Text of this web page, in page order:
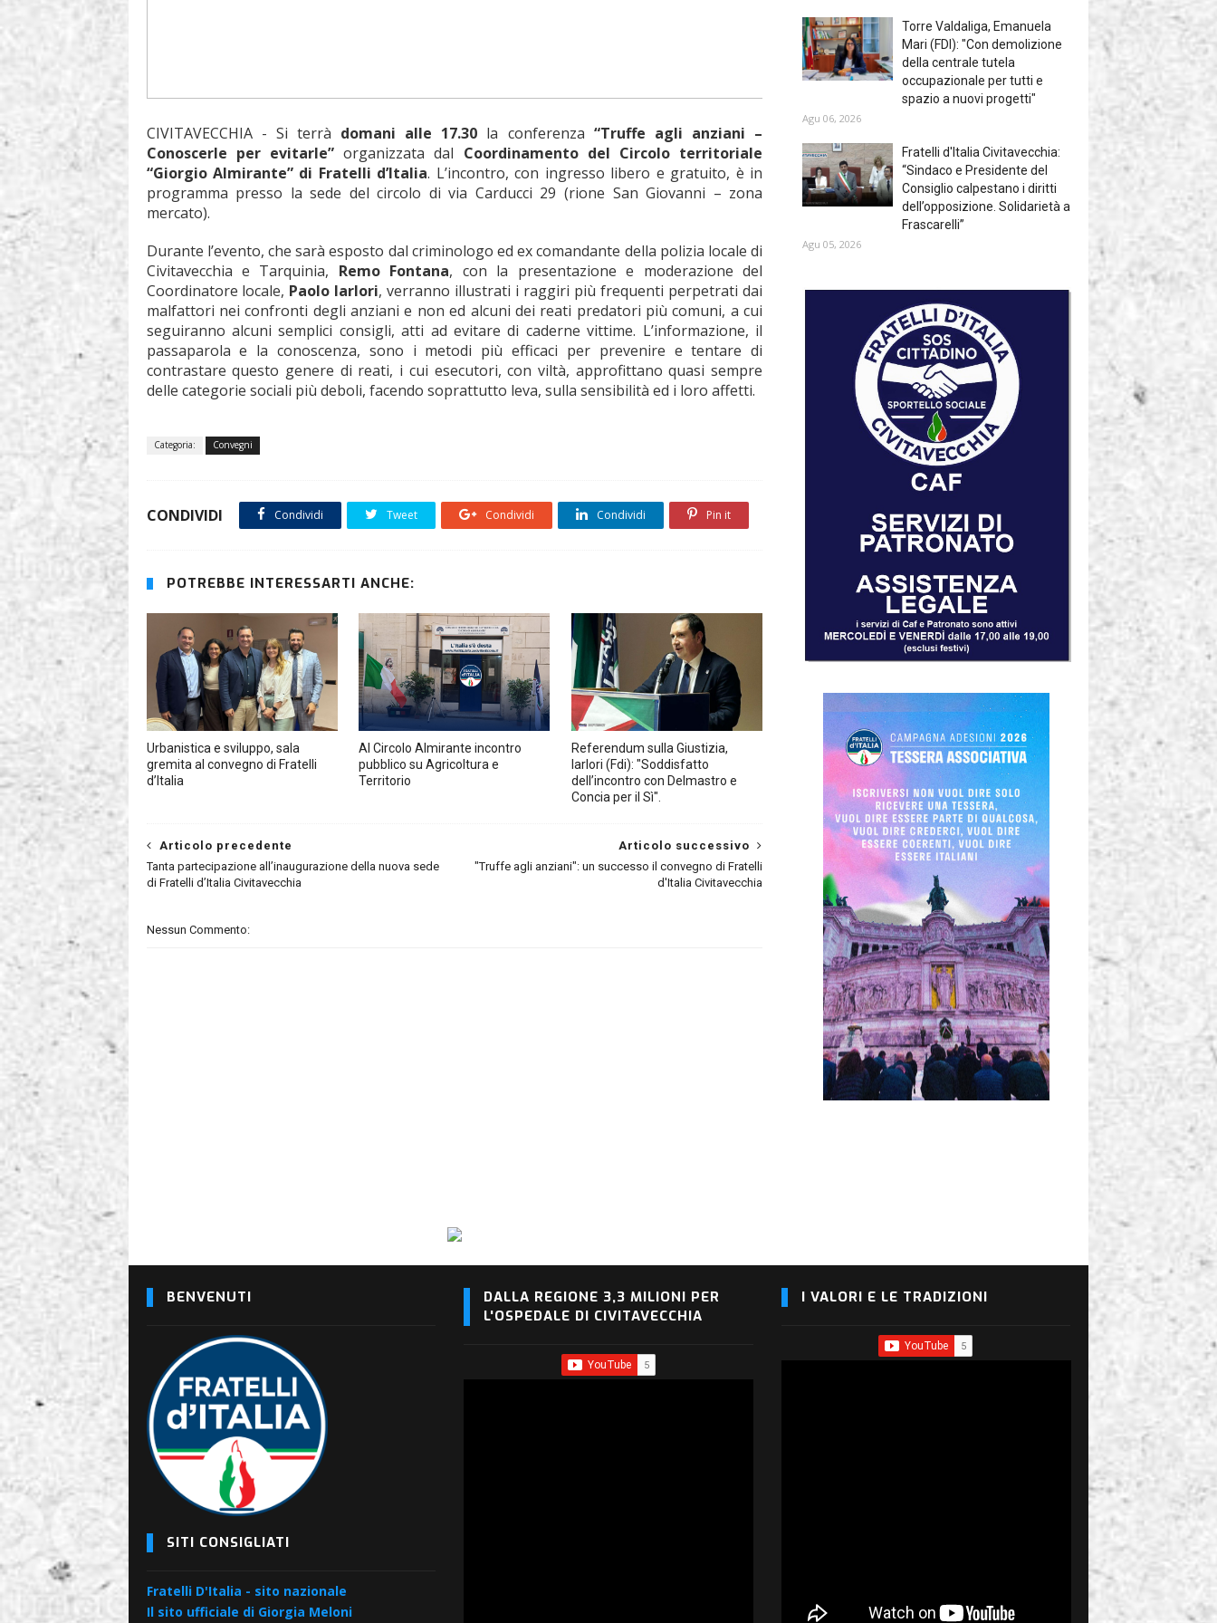
CIVITAVECCHIA - Si terrà domani alle 17.30 la conferenza “Truffe agli anziani –
Conoscerle per evitarle”organizzata dal Coordinamento del Circolo territoriale
“Giorgio Almirante” di Fratelli d’Italia. L’incontro, con ingresso libero e gratuito, è in
programma presso la sede del circolo di via Carducci 29 (rione San Giovanni – zona
mercato).
Durante l’evento, che sarà esposto dal criminologo ed ex comandante della polizia locale di
Civitavecchia e Tarquinia, Remo Fontana, con la presentazione e moderazione del
Coordinatore locale, Paolo Iarlori, verranno illustrati i raggiri più frequenti perpetrati dai
malfattori nei confronti degli anziani e non ed alcuni dei reati predatori più comuni, a cui
seguiranno alcuni semplici consigli, atti ad evitare di caderne vittime. L’informazione, il
passaparola e la conoscenza, sono i metodi più efficaci per prevenire e tentare di
contrastare questo genere di reati, i cui esecutori, con viltà, approfittano quasi sempre
delle categorie sociali più deboli, facendo soprattutto leva, sulla sensibilità ed i loro affetti.
Categoria: Convegni
CONDIVIDI Condividi Tweet Condividi Condividi Pin it
POTREBBE INTERESSARTI ANCHE:
Urbanistica e sviluppo, sala
gremita al convegno di Fratelli
d’Italia
Al Circolo Almirante incontro
pubblico su Agricoltura e
Territorio
Referendum sulla Giustizia,
Iarlori (Fdi): "Soddisfatto
dell’incontro con Delmastro e
Concia per il Sì".
Articolo successivo
"Truffe agli anziani": un successo il convegno di Fratelli
d'Italia Civitavecchia
Articolo precedente
Tanta partecipazione all’inaugurazione della nuova sede
di Fratelli d’Italia Civitavecchia
Nessun Commento:
Torre Valdaliga, Emanuela
Mari (FDI): "Con demolizione
della centrale tutela
occupazionale per tutti e
spazio a nuovi progetti"
Agu 06, 2026
Fratelli d'Italia Civitavecchia:
“Sindaco e Presidente del
Consiglio calpestano i diritti
dell’opposizione. Solidarietà a
Frascarelli”
Agu 05, 2026
BENVENUTI
SITI CONSIGLIATI
Fratelli D'Italia - sito nazionale
Il sito ufficiale di Giorgia Meloni
DALLA REGIONE 3,3 MILIONI PER
L'OSPEDALE DI CIVITAVECCHIA
I VALORI E LE TRADIZIONI